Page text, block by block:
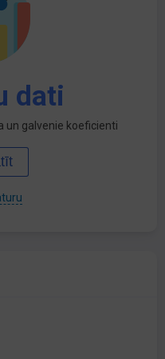
dati
un galvenie koeficienti